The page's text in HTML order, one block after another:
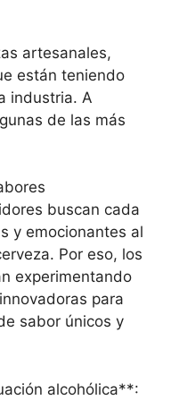
artesanales,
están teniendo
industria. A
de las más
buscan cada
y emocionantes al
Por eso, los
experimentando
para
sabor únicos y
alcohólica**: